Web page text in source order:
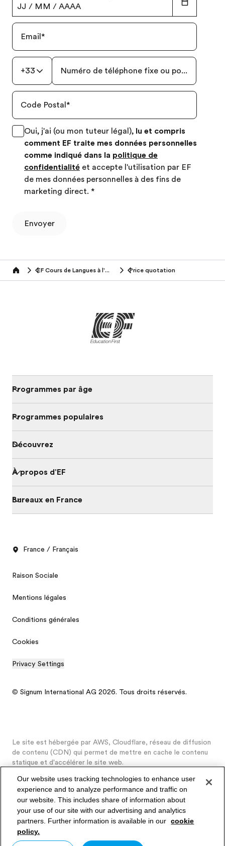
Brochure gratuite
Devis gratuit
JJ / MM / AAAA
Email *
+33 Numéro de téléphone fixe ou portable
Code Postal *
Oui, j'ai (ou mon tuteur légal), lu et compris
comment EF traite mes données personnelles
comme indiqué dans la politique de
confidentialité et accepte l'utilisation par EF
de mes données personnelles à des fins de
marketing direct. *
Envoyer
Home EF Cours de Langues à l'Étranger (18+ ans) Price quotation
Programmes par âge
Programmes populaires
Découvrez
À propos d'EF
Bureaux en France
France / Français
Raison Sociale
Mentions légales
Conditions générales
Cookies
Privacy Settings
© Signum International AG 2026. Tous droits réservés.
Le site est hébergée par AWS, Cloudflare, réseau de diffusion
de contenu (CDN) qui permet de mettre en cache le contenu
statique et d'accélérer le site web.
Our website uses tracking technologies to enhance user
experience and to analyze performance and traffic on
our website. This includes share of information about
your use of our site with our advertising and analytics
partners. Further information is available in our cookie
policy.